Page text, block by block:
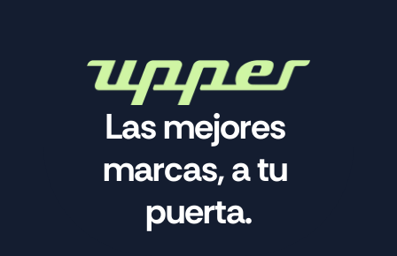
Las mejores
marcas, a tu
puerta.